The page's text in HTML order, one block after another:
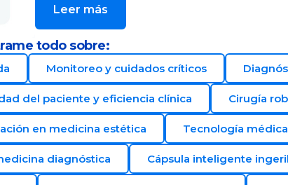
Leer más
todo sobre:
Monitoreo y cuidados críticos
del paciente y eficiencia clínica Cirugía
en medicina estética Tecnología
diagnóstica Cápsula inteligente